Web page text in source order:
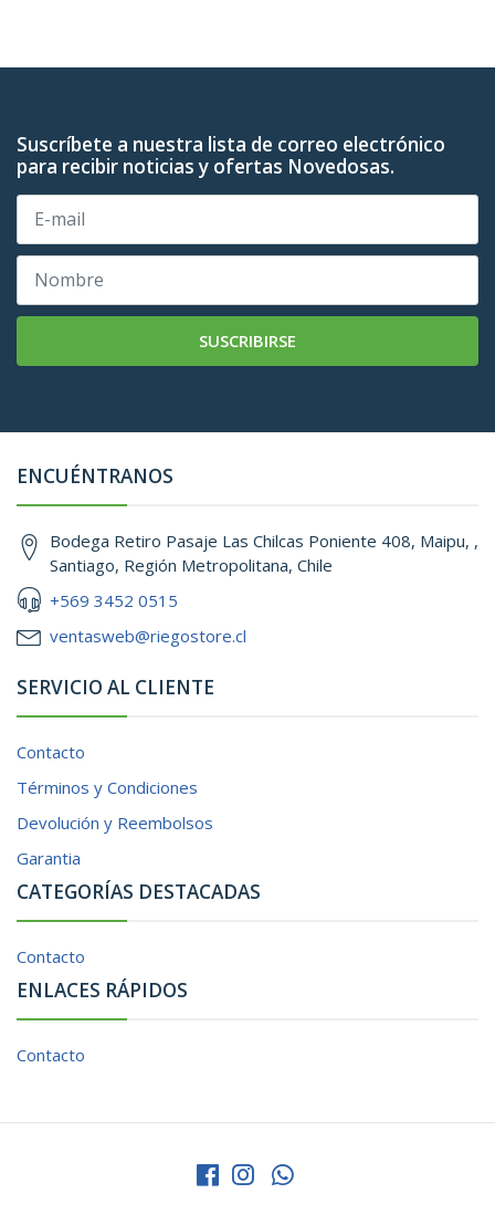
Suscríbete a nuestra lista de correo electrónico
para recibir noticias y ofertas Novedosas.
SUSCRIBIRSE
ENCUÉNTRANOS
Bodega Retiro Pasaje Las Chilcas Poniente 408, Maipu, ,
Santiago, Región Metropolitana, Chile
+569 3452 0515
ventasweb@riegostore.cl
SERVICIO AL CLIENTE
Contacto
Términos y Condiciones
Devolución y Reembolsos
Garantia
CATEGORÍAS DESTACADAS
Contacto
ENLACES RÁPIDOS
Contacto